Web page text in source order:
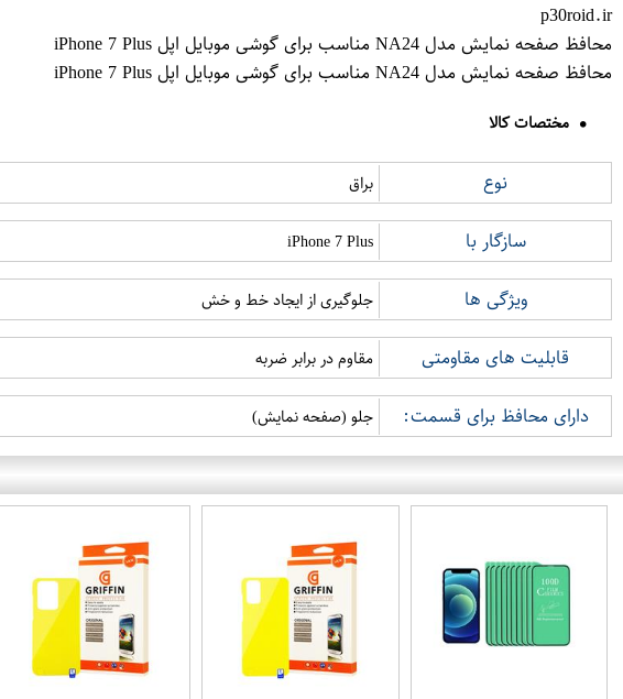
p30roid.ir
محافظ صفحه نمایش مدل NA24 مناسب برای گوشی موبایل اپل iPhone 7 Plus
محافظ صفحه نمایش مدل NA24 مناسب برای گوشی موبایل اپل iPhone 7 Plus
مختصات کالا
نوع براق
سازگار با iPhone 7 Plus
ویژگی ها جلوگیری از ایجاد خط و خش
قابلیت های مقاومتی مقاوم در برابر ضربه
دارای محافظ برای قسمت: جلو (صفحه نمایش)